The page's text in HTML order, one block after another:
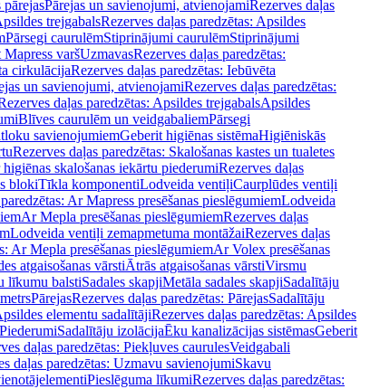
pārejasPārejas un savienojumi, atvienojamiRezerves daļas
trejgabalsRezerves daļas paredzētas: Apsildes
Pārsegi caurulēmStiprinājumi caurulēmStiprinājumi
Mapress varšUzmavasRezerves daļas paredzētas:
cirkulācijaRezerves daļas paredzētas: Iebūvēta
un savienojumi, atvienojamiRezerves daļas paredzētas:
daļas paredzētas: Apsildes trejgabalsApsildes
Blīves caurulēm un veidgabaliemPārsegi
savienojumiemGeberit higiēnas sistēmaHigiēniskās
Rezerves daļas paredzētas: Skalošanas kastes un tualetes
skalošanas iekārtu piederumiRezerves daļas
blokiTīkla komponentiLodveida ventiļiCaurplūdes ventiļi
Ar Mapress presēšanas pieslēgumiemLodveida
Ar Mepla presēšanas pieslēgumiemRezerves daļas
Lodveida ventiļi zemapmetuma montāžaiRezerves daļas
Ar Mepla presēšanas pieslēgumiemAr Volex presēšanas
atgaisošanas vārstiĀtrās atgaisošanas vārstiVirsmu
līkumu balstiSadales skapjiMetāla sadales skapjiSadalītāju
PārejasRezerves daļas paredzētas: PārejasSadalītāju
elementu sadalītājiRezerves daļas paredzētas: Apsildes
PiederumiSadalītāju izolācijaĒku kanalizācijas sistēmasGeberit
daļas paredzētas: Piekļuves caurulesVeidgabali
daļas paredzētas: Uzmavu savienojumiSkavu
Pieslēguma līkumiRezerves daļas paredzētas: